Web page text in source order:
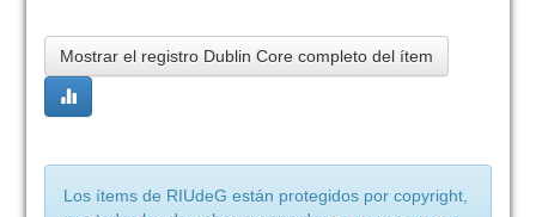
Mostrar el registro Dublin Core completo del ítem
Los ítems de RIUdeG están protegidos por copyright,